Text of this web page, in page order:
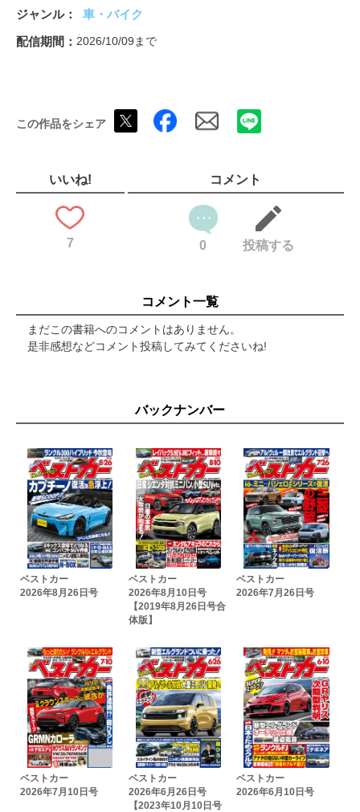
白黒はっきりつけるパーキングメーター活用術
時代が追いつかなかった「天才車」列伝
海外では刺さらずの「内弁慶なクルマ」たち
シン・運転の楽しさをおじさんと考える会
エンスー解放戦線/清水草一＆渡辺敏史
はたらくクルマ図鑑 第15回農業用トラクターのしくみ
轟さん参上!!
マツダRX-7 タイプR バザーストR 国産車英雄列伝
ハートグルメTAXI北極星
みんなの駐車場
フォーミュラジムカーナに注目せよ
ポテンザRE-71 RZサーキット試乗
ブリヂストンのエアフリータイヤ
BC編集部員＋αがよってたかって評価する ターゲットは日産ア
今、急にルーチェが脚光を浴びている!?
今、どうしていますCAR? 第32回ホンダS-MX
ランボルギーニ・テメラリオ試乗 チャレンジャー武井のスーパ
ーカー劇場
フェラーリ849テスタロッサ海外試乗
首都高速KK線が空冷ポルシェの独壇場になった日
テリー伊藤のお笑い自動車研究所 Vol.749 シトロエンC3ハイブ
リッド試乗
THE目撃者
ヒョンデ ネッソFCEV試乗
最新輸入車ニュース3連発
BRITZのタッチレーザーシリーズ 待望のWi-Fi内蔵
奥付
ジャンル
車・バイク
配信期間
2026/10/09まで
この作品をシェア
いいね!
7
コメント
0 投稿する
コメント一覧
まだこの書籍へのコメントはありません。
是非感想などコメント投稿してみてくださいね!
バックナンバー
ベストカー
2026年8月26日号
ベストカー
2026年8月10日号
【2019年8月26日号合
体版】
ベストカー
2026年7月26日号
ベストカー
2026年7月10日号
ベストカー
2026年6月26日号
【2023年10月10日号
ベストカー
2026年6月10日号